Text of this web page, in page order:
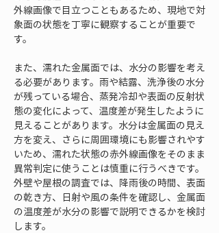
外線画像で目立つこともあるため、現地で対
象面の状態を丁寧に観察することが重要で
す。
また、濡れた金属面では、水分の影響を考え
る必要があります。雨や結露、洗浄後の水分
が残っている場合、蒸発冷却や表面の反射状
態の変化によって、温度差が発生したように
見えることがあります。水分は金属面の見え
方を変え、さらに周囲環境にも影響されやす
いため、濡れた状態の赤外線画像をそのまま
異常判定に使うことは慎重に行うべきです。
外壁や屋根の調査では、降雨後の時間、表面
の乾き方、日射や風の条件を確認し、金属面
の温度差が水分の影響で説明できるかを検討
します。